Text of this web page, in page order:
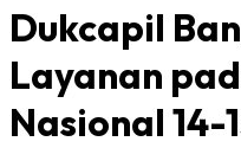
Dukcapil
Layanan
Nasional 14-